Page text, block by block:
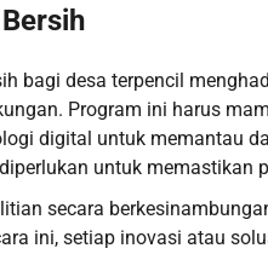
bagi desa terpencil
Program ini harus
digital untuk memantau
untuk memastikan
secara
ini, setiap inovasi atau